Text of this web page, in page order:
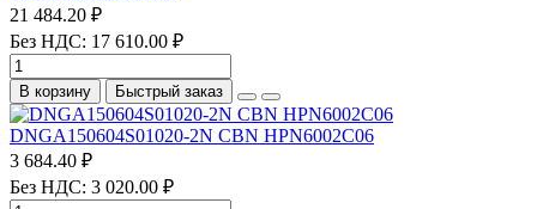
21 484.20 ₽
Без НДС: 17 610.00 ₽
В корзину Быстрый заказ
DNGA150604S01020-2N CBN HPN6002C06
3 684.40 ₽
Без НДС: 3 020.00 ₽